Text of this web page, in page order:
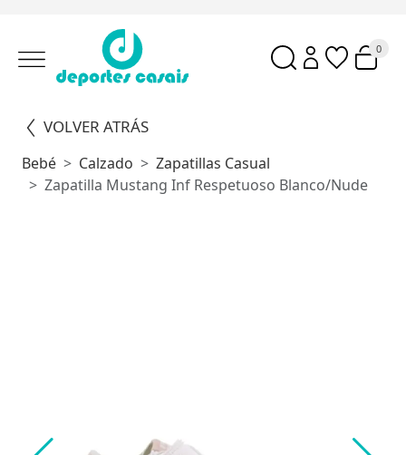
0
VOLVER ATRÁS
Bebé Calzado
Zapatillas Casual
Zapatilla Mustang Inf Respetuoso Blanco/Nude